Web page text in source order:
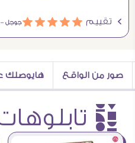
Ö تقييم áááááجوجل
صور من الواقع هايوصلك
è تابلوهات